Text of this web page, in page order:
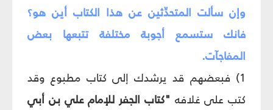
وإن سألت المتحدِّثين عن هذا الكتاب أين هو؟
فانك ستسمع أجوبة مختلفة تتبعها بعض
المفاجآت.
1) فبعضهم قد يرشدك إلى كتاب مطبوع وقد
كتب على غلافه "كتاب الجفر للإمام علي بن أبي